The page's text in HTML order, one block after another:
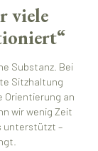
viele
Substanz. Bei
Sitzhaltung
Orientierung an
wir wenig Zeit
unterstützt –